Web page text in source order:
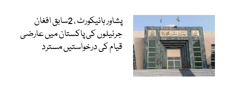
پشاور ہائیکورٹ ، 2سابق افغان
جرنیلوں کی پاکستان میں عارضی
قیام کی درخواستیں مسترد